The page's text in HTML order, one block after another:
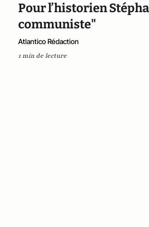
Pour l’historien
communiste"
Atlantico Rédaction
1 min de lecture